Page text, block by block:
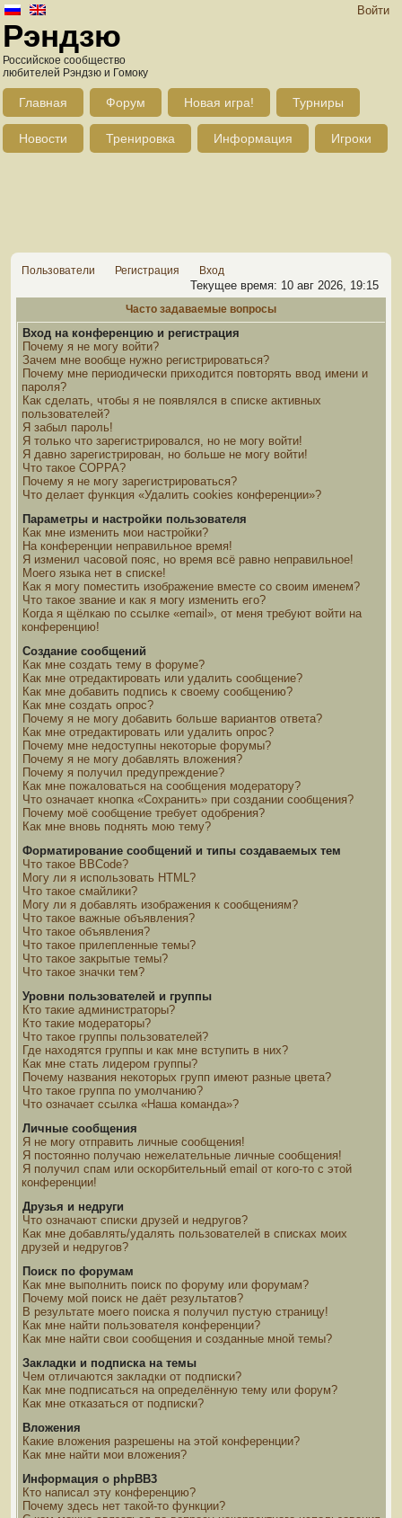
Войти
Рэндзю
Российское сообщество
любителей Рэндзю и Гомоку
Главная Форум Новая игра! Турниры
Новости Тренировка Информация Игроки
Пользователи Регистрация Вход
Текущее время: 10 авг 2026, 19:15
Часто задаваемые вопросы
Вход на конференцию и регистрация
Почему я не могу войти?
Зачем мне вообще нужно регистрироваться?
Почему мне периодически приходится повторять ввод имени и
пароля?
Как сделать, чтобы я не появлялся в списке активных
пользователей?
Я забыл пароль!
Я только что зарегистрировался, но не могу войти!
Я давно зарегистрирован, но больше не могу войти!
Что такое COPPA?
Почему я не могу зарегистрироваться?
Что делает функция «Удалить cookies конференции»?
Параметры и настройки пользователя
Как мне изменить мои настройки?
На конференции неправильное время!
Я изменил часовой пояс, но время всё равно неправильное!
Моего языка нет в списке!
Как я могу поместить изображение вместе со своим именем?
Что такое звание и как я могу изменить его?
Когда я щёлкаю по ссылке «email», от меня требуют войти на
конференцию!
Создание сообщений
Как мне создать тему в форуме?
Как мне отредактировать или удалить сообщение?
Как мне добавить подпись к своему сообщению?
Как мне создать опрос?
Почему я не могу добавить больше вариантов ответа?
Как мне отредактировать или удалить опрос?
Почему мне недоступны некоторые форумы?
Почему я не могу добавлять вложения?
Почему я получил предупреждение?
Как мне пожаловаться на сообщения модератору?
Что означает кнопка «Сохранить» при создании сообщения?
Почему моё сообщение требует одобрения?
Как мне вновь поднять мою тему?
Форматирование сообщений и типы создаваемых тем
Что такое BBCode?
Могу ли я использовать HTML?
Что такое смайлики?
Могу ли я добавлять изображения к сообщениям?
Что такое важные объявления?
Что такое объявления?
Что такое прилепленные темы?
Что такое закрытые темы?
Что такое значки тем?
Уровни пользователей и группы
Кто такие администраторы?
Кто такие модераторы?
Что такое группы пользователей?
Где находятся группы и как мне вступить в них?
Как мне стать лидером группы?
Почему названия некоторых групп имеют разные цвета?
Что такое группа по умолчанию?
Что означает ссылка «Наша команда»?
Личные сообщения
Я не могу отправить личные сообщения!
Я постоянно получаю нежелательные личные сообщения!
Я получил спам или оскорбительный email от кого-то с этой
конференции!
Друзья и недруги
Что означают списки друзей и недругов?
Как мне добавлять/удалять пользователей в списках моих
друзей и недругов?
Поиск по форумам
Как мне выполнить поиск по форуму или форумам?
Почему мой поиск не даёт результатов?
В результате моего поиска я получил пустую страницу!
Как мне найти пользователя конференции?
Как мне найти свои сообщения и созданные мной темы?
Закладки и подписка на темы
Чем отличаются закладки от подписки?
Как мне подписаться на определённую тему или форум?
Как мне отказаться от подписки?
Вложения
Какие вложения разрешены на этой конференции?
Как мне найти мои вложения?
Информация о phpBB3
Кто написал эту конференцию?
Почему здесь нет такой-то функции?